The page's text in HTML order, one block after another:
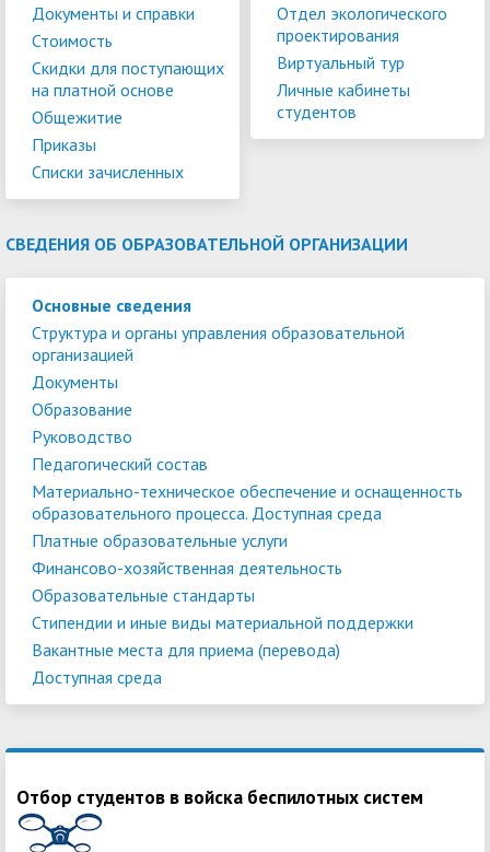
Документы и справки
Стоимость
Скидки для поступающих
на платной основе
Общежитие
Приказы
Списки зачисленных
Отдел экологического
проектирования
Виртуальный тур
Личные кабинеты
студентов
СВЕДЕНИЯ ОБ ОБРАЗОВАТЕЛЬНОЙ ОРГАНИЗАЦИИ
Основные сведения
Структура и органы управления образовательной
организацией
Документы
Образование
Руководство
Педагогический состав
Материально-техническое обеспечение и оснащенность
образовательного процесса. Доступная среда
Платные образовательные услуги
Финансово-хозяйственная деятельность
Образовательные стандарты
Стипендии и иные виды материальной поддержки
Вакантные места для приема (перевода)
Доступная среда
Отбор студентов в войска беспилотных систем